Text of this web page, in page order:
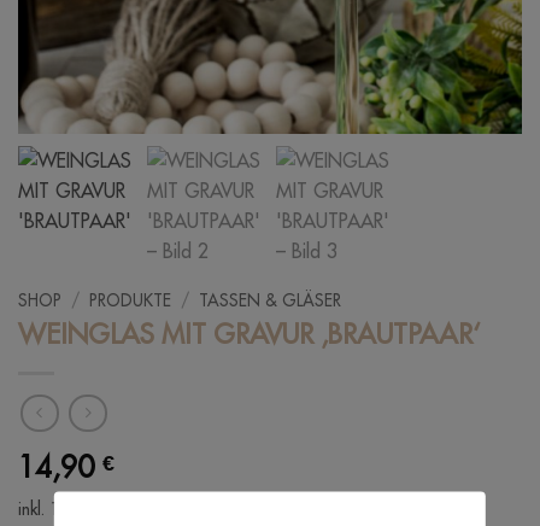
SHOP / PRODUKTE / TASSEN & GLÄSER
WEINGLAS MIT GRAVUR ‚BRAUTPAAR‘
14,90 €
inkl. 19 % MwSt.